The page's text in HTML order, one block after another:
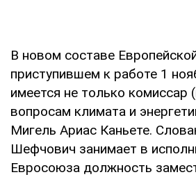
В новом составе
приступившем к работе 1
имеется не только комиссар
вопросам климата и
Мигель Ариас Каньете.
Шефчович занимает в
Евросоюза должность